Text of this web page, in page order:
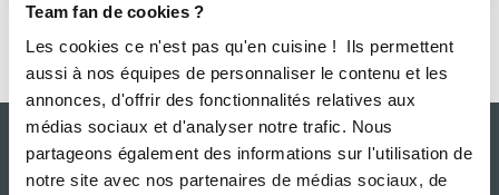
Team fan de cookies ?
Les cookies ce n'est pas qu'en cuisine ! Ils permettent
aussi à nos équipes de personnaliser le contenu et les
annonces, d'offrir des fonctionnalités relatives aux
médias sociaux et d'analyser notre trafic. Nous
partageons également des informations sur l'utilisation de
notre site avec nos partenaires de médias sociaux, de